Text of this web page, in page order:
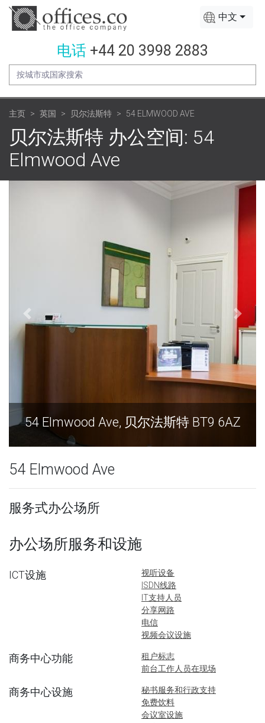
中文
电话 +44 20 3998 2883
主页 英国 贝尔法斯特 54 ELMWOOD AVE
贝尔法斯特 办公空间: 54
Elmwood Ave
Ave, 贝尔法斯特 BT9 6AZ 54 Elmwood
54 Elmwood Ave
服务式办公场所
办公场所服务和设施
ICT设施
视听设备
ISDN线路
IT支持人员
分享网路
电信
视频会议设施
商务中心功能
租户标志
前台工作人员在现场
商务中心设施
秘书服务和行政支持
免费饮料
会议室设施